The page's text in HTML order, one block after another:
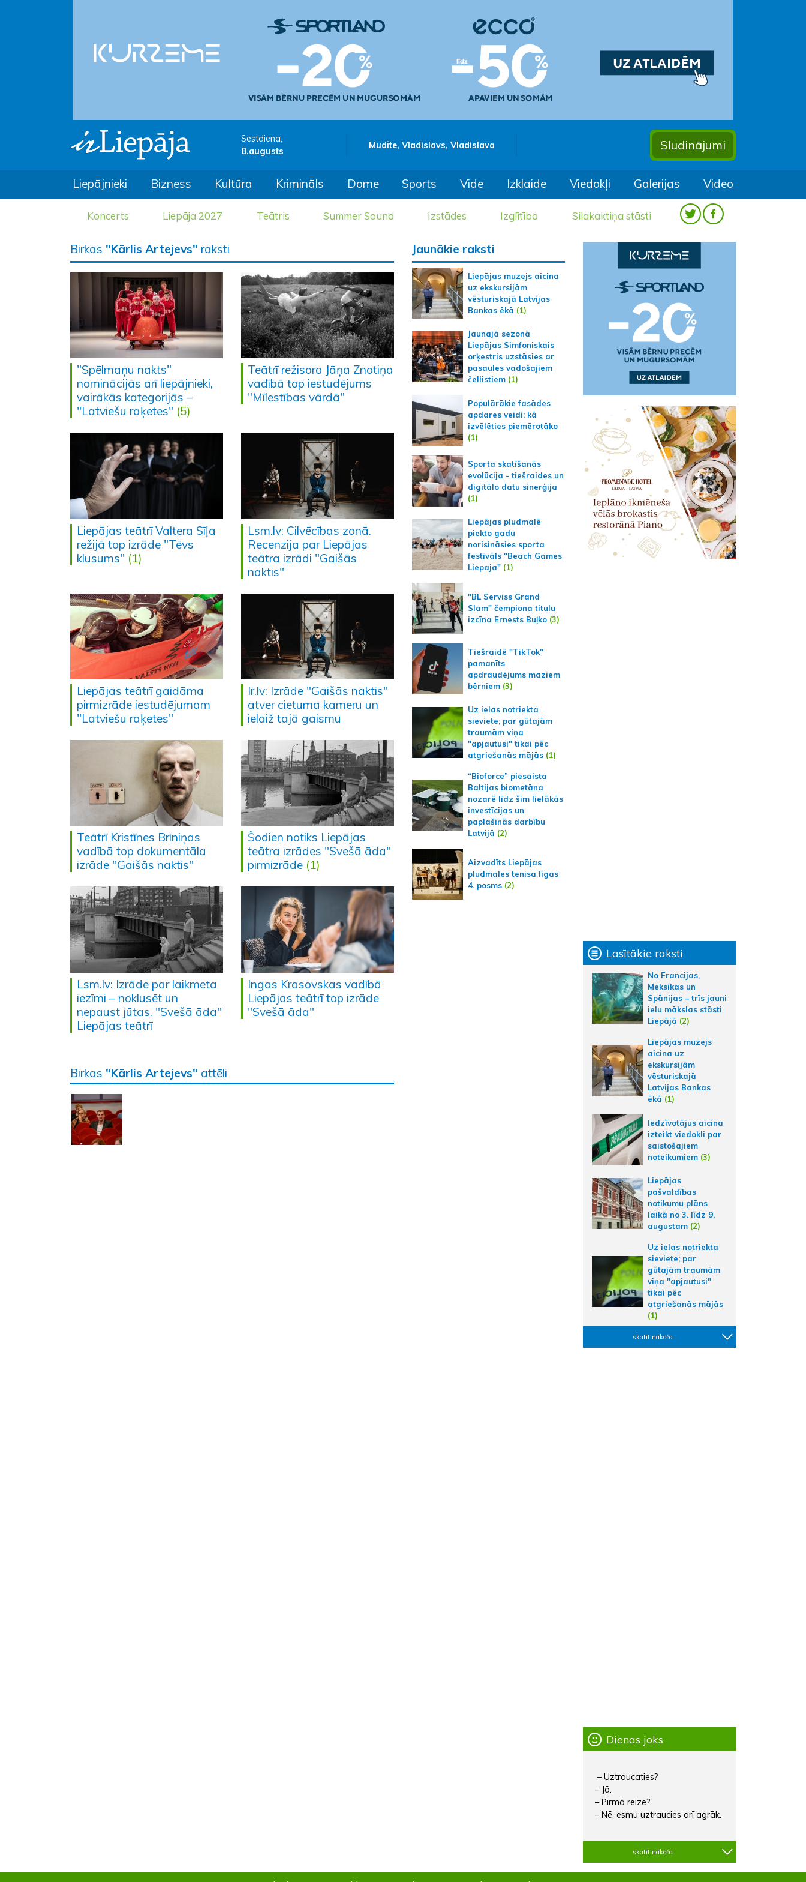
Sestdiena,
8.augusts
Mudīte, Vladislavs, Vladislava Sludinājumi
Liepājnieki Bizness Kultūra Krimināls Dome Sports Vide Izklaide Viedokļi Galerijas Video
Koncerts Liepāja 2027 Teātris Summer Sound Izstādes Izglītība Silakaktiņa stāsti
Birkas "Kārlis Artejevs" raksti
"Spēlmaņu nakts"
nominācijās arī liepājnieki,
vairākās kategorijās –
"Latviešu raķetes" (5)
Teātrī režisora Jāņa Znotiņa
vadībā top iestudējums
"Mīlestības vārdā"
Liepājas teātrī Valtera Sīļa
režijā top izrāde "Tēvs
klusums" (1)
Lsm.lv: Cilvēcības zonā.
Recenzija par Liepājas
teātra izrādi "Gaišās
naktis"
Liepājas teātrī gaidāma
pirmizrāde iestudējumam
"Latviešu raķetes"
Ir.lv: Izrāde "Gaišās naktis"
atver cietuma kameru un
ielaiž tajā gaismu
Teātrī Kristīnes Brīniņas
vadībā top dokumentāla
izrāde "Gaišās naktis"
Šodien notiks Liepājas
teātra izrādes "Svešā āda"
pirmizrāde (1)
Lsm.lv: Izrāde par laikmeta
iezīmi – noklusēt un
nepaust jūtas. "Svešā āda"
Liepājas teātrī
Ingas Krasovskas vadībā
Liepājas teātrī top izrāde
"Svešā āda"
Birkas "Kārlis Artejevs" attēli
Jaunākie raksti
Liepājas muzejs aicina
uz ekskursijām
vēsturiskajā Latvijas
Bankas ēkā (1)
Jaunajā sezonā
Liepājas Simfoniskais
orķestris uzstāsies ar
pasaules vadošajiem
čellistiem (1)
Populārākie fasādes
apdares veidi: kā
izvēlēties piemērotāko
(1)
Sporta skatīšanās
evolūcija - tiešraides un
digitālo datu sinerģija
(1)
Liepājas pludmalē
piekto gadu
norisināsies sporta
festivāls "Beach Games
Liepaja" (1)
"BL Serviss Grand
Slam" čempiona titulu
izcīna Ernests Buļko (3)
Tiešraidē "TikTok"
pamanīts
apdraudējums maziem
bērniem (3)
Uz ielas notriekta
sieviete; par gūtajām
traumām viņa
"apjautusi" tikai pēc
atgriešanās mājās (1)
“Bioforce” piesaista
Baltijas biometāna
nozarē līdz šim lielākās
investīcijas un
paplašinās darbību
Latvijā (2)
Aizvadīts Liepājas
pludmales tenisa līgas
4. posms (2)
Lasītākie raksti
No Francijas,
Meksikas un
Spānijas – trīs jauni
ielu mākslas stāsti
Liepājā (2)
Liepājas muzejs
aicina uz
ekskursijām
vēsturiskajā
Latvijas Bankas
ēkā (1)
Iedzīvotājus aicina
izteikt viedokli par
saistošajiem
noteikumiem (3)
Liepājas
pašvaldības
notikumu plāns
laikā no 3. līdz 9.
augustam (2)
Uz ielas notriekta
sieviete; par
gūtajām traumām
viņa "apjautusi"
tikai pēc
atgriešanās mājās
(1)
skatīt nākošo
Dienas joks
– Uztraucaties?
– Jā.
– Pirmā reize?
– Nē, esmu uztraucies arī agrāk.
skatīt nākošo